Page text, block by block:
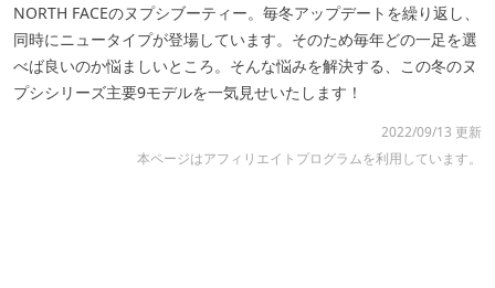
NORTH FACEのヌプシブーティー。毎冬アップデートを繰り返し、
同時にニュータイプが登場しています。そのため毎年どの一足を選
べば良いのか悩ましいところ。そんな悩みを解決する、この冬のヌ
プシシリーズ主要9モデルを一気見せいたします！
2022/09/13 更新
本ページはアフィリエイトプログラムを利用しています。